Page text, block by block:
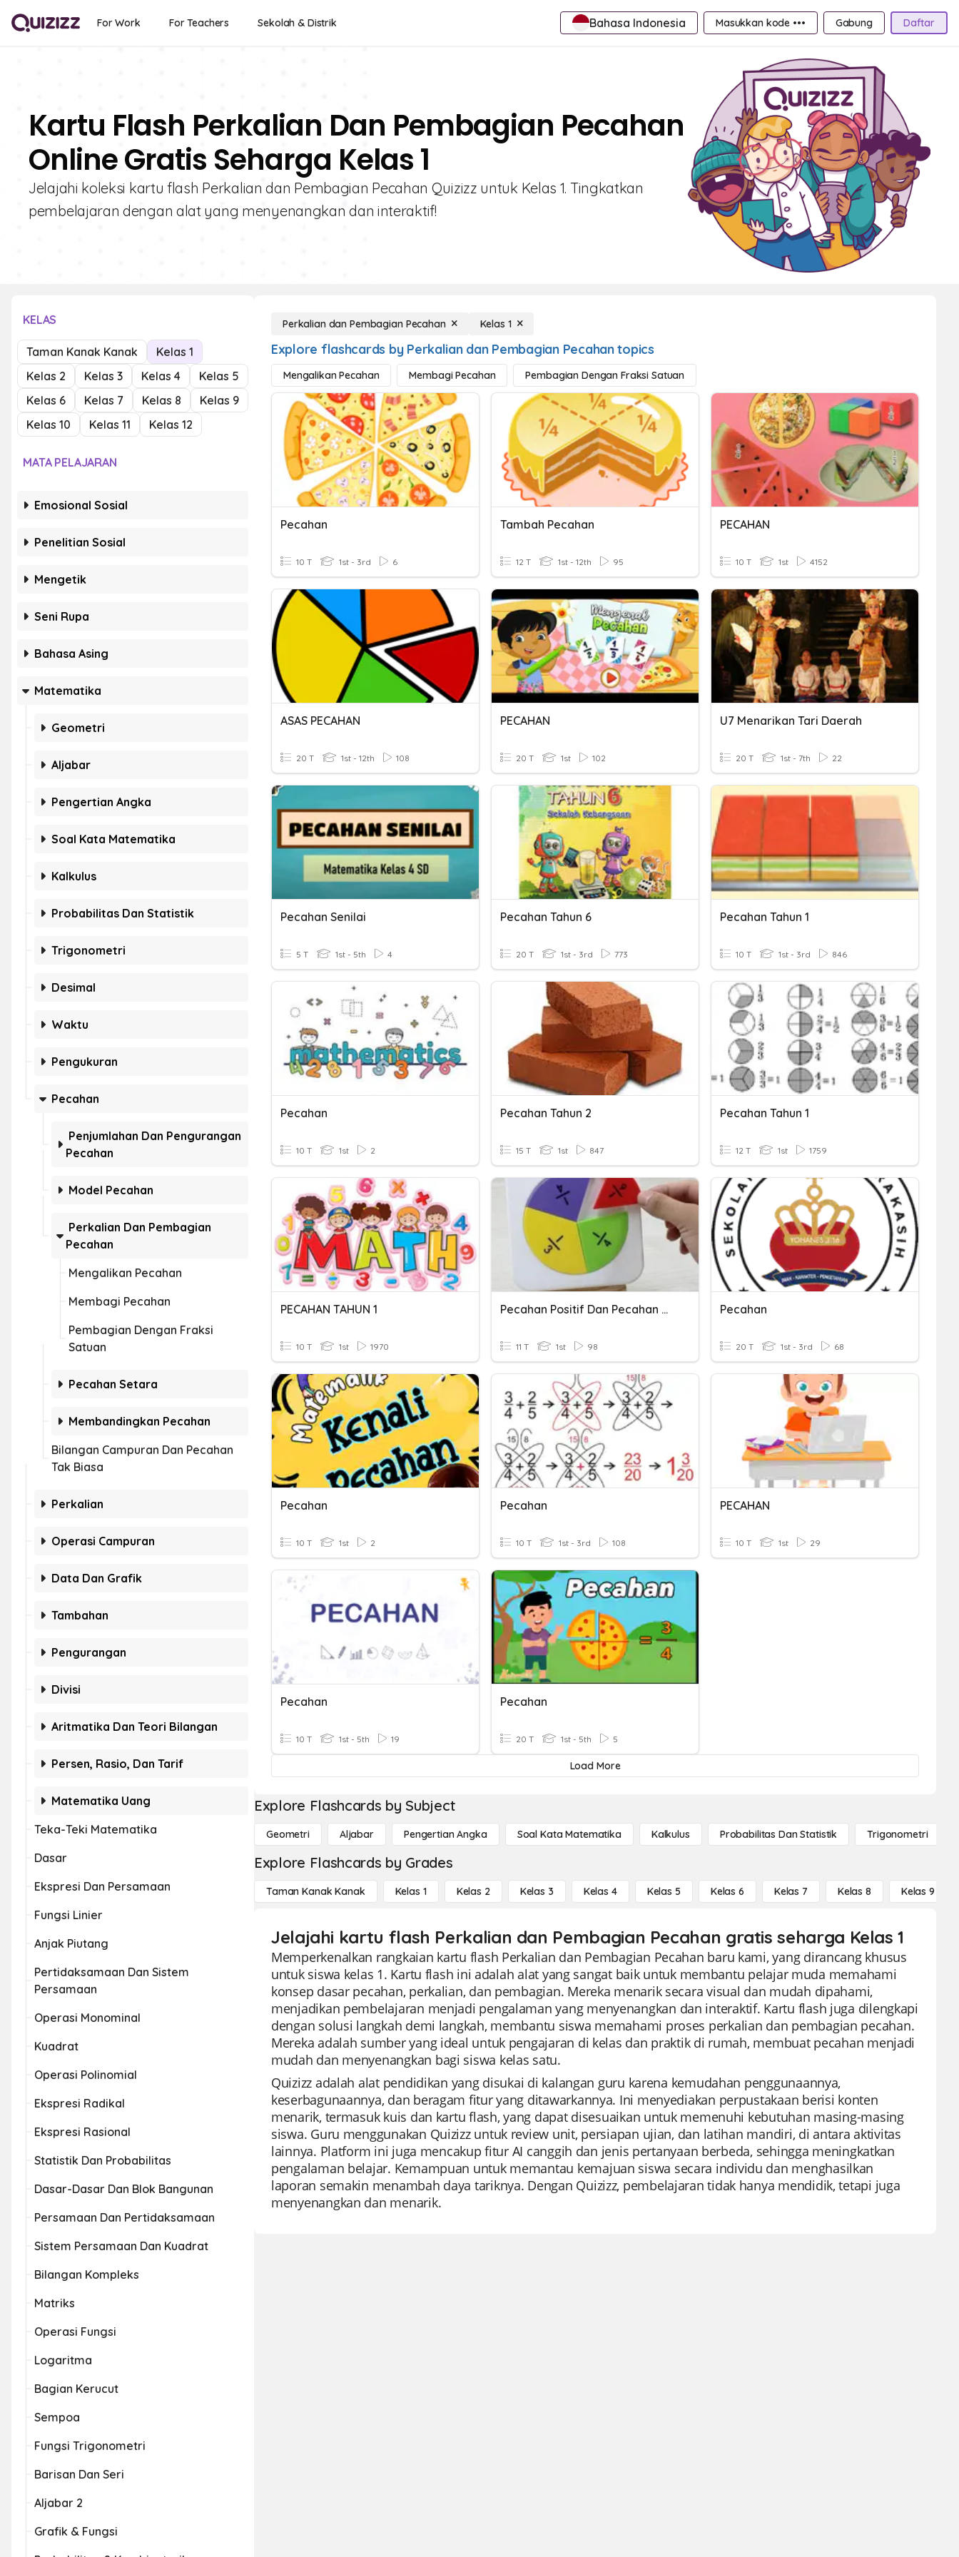
For Work For Teachers Sekolah & Distrik Bahasa Indonesia Masukkan kode ••• Gabung Daftar
Kartu Flash Perkalian Dan Pembagian Pecahan
Online Gratis Seharga Kelas 1
Jelajahi koleksi kartu flash Perkalian dan Pembagian Pecahan Quizizz untuk Kelas 1. Tingkatkan
pembelajaran dengan alat yang menyenangkan dan interaktif!
KELAS
Taman Kanak Kanak
Kelas 1
Kelas 2
Kelas 3 Kelas 4
Kelas 5
Kelas 6
Kelas 7 Kelas 8
Kelas 9
Kelas 10
Kelas 11 Kelas 12
MATA PELAJARAN
Emosional Sosial
Penelitian Sosial
Mengetik
Seni Rupa
Bahasa Asing
Matematika
Geometri
Aljabar
Pengertian Angka
Soal Kata Matematika
Kalkulus
Probabilitas Dan Statistik
Trigonometri
Desimal
Waktu
Pengukuran
Pecahan
Penjumlahan Dan Pengurangan
Pecahan
Model Pecahan
Perkalian Dan Pembagian
Pecahan
Mengalikan Pecahan
Membagi Pecahan
Pembagian Dengan Fraksi
Satuan
Pecahan Setara
Membandingkan Pecahan
Bilangan Campuran Dan Pecahan
Tak Biasa
Perkalian
Operasi Campuran
Data Dan Grafik
Tambahan
Pengurangan
Divisi
Aritmatika Dan Teori Bilangan
Persen, Rasio, Dan Tarif
Matematika Uang
Teka-Teki Matematika
Dasar
Ekspresi Dan Persamaan
Fungsi Linier
Anjak Piutang
Pertidaksamaan Dan Sistem
Persamaan
Operasi Monominal
Kuadrat
Operasi Polinomial
Ekspresi Radikal
Ekspresi Rasional
Statistik Dan Probabilitas
Dasar-Dasar Dan Blok Bangunan
Persamaan Dan Pertidaksamaan
Sistem Persamaan Dan Kuadrat
Bilangan Kompleks
Matriks
Operasi Fungsi
Logaritma
Bagian Kerucut
Sempoa
Fungsi Trigonometri
Barisan Dan Seri
Aljabar 2
Grafik & Fungsi
Perkalian dan Pembagian Pecahan Kelas 1
Explore flashcards by Perkalian dan Pembagian Pecahan topics
Mengalikan Pecahan Membagi Pecahan Pembagian Dengan Fraksi Satuan
Pecahan
10 T 1st - 3rd 6
Tambah Pecahan
12 T 1st - 12th 95
PECAHAN
10 T 1st 4152
ASAS PECAHAN
20 T 1st - 12th 108
PECAHAN
20 T 1st 102
U7 Menarikan Tari Daerah
20 T 1st - 7th 22
Pecahan Senilai
5 T 1st - 5th 4
Pecahan Tahun 6
20 T 1st - 3rd 773
Pecahan Tahun 1
10 T 1st - 3rd 846
Pecahan
10 T 1st 2
Pecahan Tahun 2
15 T 1st 847
Pecahan Tahun 1
12 T 1st 1759
PECAHAN TAHUN 1
10 T 1st 1970
Pecahan Positif Dan Pecahan Negatif
11 T 1st 98
Pecahan
20 T 1st - 3rd 68
Pecahan
10 T 1st 2
Pecahan
10 T 1st - 3rd 108
PECAHAN
10 T 1st 29
Pecahan
10 T 1st - 5th 19
Pecahan
20 T 1st - 5th 5
Load More
Explore Flashcards by Subject
Geometri Aljabar Pengertian Angka Soal Kata Matematika Kalkulus Probabilitas Dan Statistik Trigonometri
Explore Flashcards by Grades
Taman Kanak Kanak Kelas 1 Kelas 2 Kelas 3 Kelas 4 Kelas 5 Kelas 6 Kelas 7 Kelas 8 Kelas 9
Jelajahi kartu flash Perkalian dan Pembagian Pecahan gratis seharga Kelas 1
Memperkenalkan rangkaian kartu flash Perkalian dan Pembagian Pecahan baru kami, yang dirancang khusus
untuk siswa kelas 1. Kartu flash ini adalah alat yang sangat baik untuk membantu pelajar muda memahami
konsep dasar pecahan, perkalian, dan pembagian. Mereka menarik secara visual dan mudah dipahami,
menjadikan pembelajaran menjadi pengalaman yang menyenangkan dan interaktif. Kartu flash juga dilengkapi
dengan solusi langkah demi langkah, membantu siswa memahami proses perkalian dan pembagian pecahan.
Mereka adalah sumber yang ideal untuk pengajaran di kelas dan praktik di rumah, membuat pecahan menjadi
mudah dan menyenangkan bagi siswa kelas satu.
Quizizz adalah alat pendidikan yang disukai di kalangan guru karena kemudahan penggunaannya,
keserbagunaannya, dan beragam fitur yang ditawarkannya. Ini menyediakan perpustakaan berisi konten
menarik, termasuk kuis dan kartu flash, yang dapat disesuaikan untuk memenuhi kebutuhan masing-masing
siswa. Guru menggunakan Quizizz untuk review unit, persiapan ujian, dan latihan mandiri, di antara aktivitas
lainnya. Platform ini juga mencakup fitur AI canggih dan jenis pertanyaan berbeda, sehingga meningkatkan
pengalaman belajar. Kemampuan untuk memantau kemajuan siswa secara individu dan menghasilkan
laporan semakin menambah daya tariknya. Dengan Quizizz, pembelajaran tidak hanya mendidik, tetapi juga
menyenangkan dan menarik.